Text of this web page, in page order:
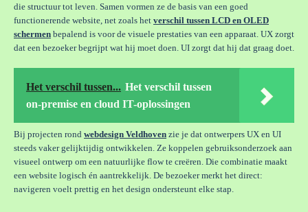
die structuur tot leven. Samen vormen ze de basis van een goed
functionerende website, net zoals het verschil tussen LCD en OLED
schermen bepalend is voor de visuele prestaties van een apparaat. UX zorgt
dat een bezoeker begrijpt wat hij moet doen. UI zorgt dat hij dat graag doet.
Het verschil tussen... Het verschil tussen
on-premise en cloud IT-oplossingen
Bij projecten rond webdesign Veldhoven zie je dat ontwerpers UX en UI
steeds vaker gelijktijdig ontwikkelen. Ze koppelen gebruiksonderzoek aan
visueel ontwerp om een natuurlijke flow te creëren. Die combinatie maakt
een website logisch én aantrekkelijk. De bezoeker merkt het direct:
navigeren voelt prettig en het design ondersteunt elke stap.